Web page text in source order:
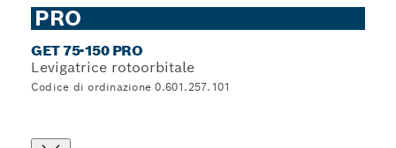
PRO
GET 75-150 PRO
Levigatrice rotoorbitale
Codice di ordinazione 0.601.257.101